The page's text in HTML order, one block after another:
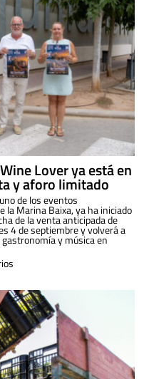
Lover ya está en
y aforo limitado
de los eventos
la Marina Baixa, ya ha iniciado
de la venta anticipada de
4 de septiembre y volverá a
y música en